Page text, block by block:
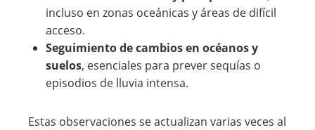
incluso en zonas oceánicas y áreas de difícil
acceso.
Seguimiento de cambios en océanos y
suelos, esenciales para prever sequías o
episodios de lluvia intensa.
Estas observaciones se actualizan varias veces al